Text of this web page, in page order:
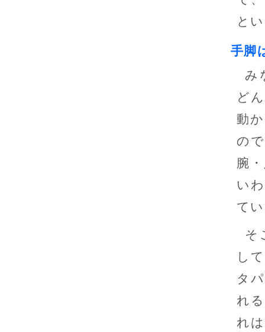
と
手脚
み
ど
動
の
腕
い
て
そ
し
タ
れ
れ